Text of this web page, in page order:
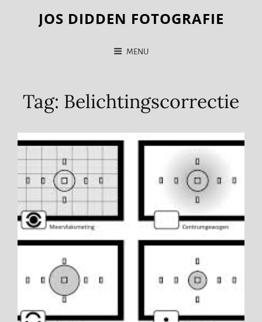
JOS DIDDEN FOTOGRAFIE
MENU
Tag: Belichtingscorrectie